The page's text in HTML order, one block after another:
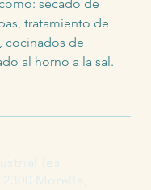
secado de
tratamiento de
cocinados de
al horno a la sal.
les
Morella,